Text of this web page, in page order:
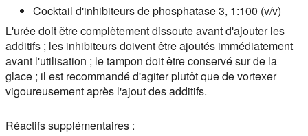
Cocktail d'inhibiteurs de phosphatase 3, 1:100 (v/v)
L'urée doit être complètement dissoute avant d'ajouter les
additifs ; les inhibiteurs doivent être ajoutés immédiatement
avant l'utilisation ; le tampon doit être conservé sur de la
glace ; il est recommandé d'agiter plutôt que de vortexer
vigoureusement après l'ajout des additifs.
Réactifs supplémentaires :